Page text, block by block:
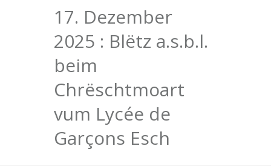
17. Dezember
2025 : Blëtz a.s.b.l.
beim
Chrëschtmoart
vum Lycée de
Garçons Esch